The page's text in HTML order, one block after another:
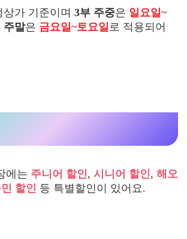
가 기준이며 3부 주중은 일요일~
주말은 금요일~토요일로 적용되어
에는 주니어 할인, 시니어 할인, 해오
할인 등 특별할인이 있어요.